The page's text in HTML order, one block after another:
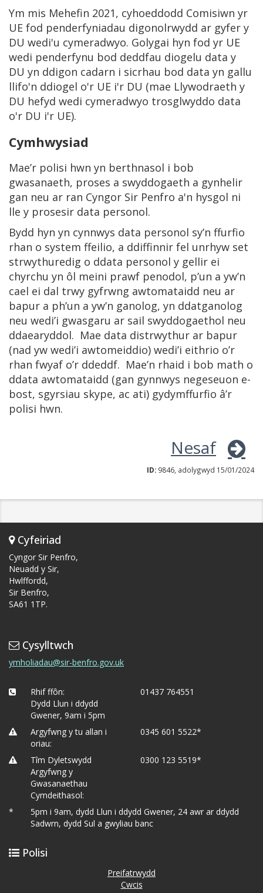
Ym mis Mehefin 2021, cyhoeddodd Comisiwn yr
UE fod penderfyniadau digonolrwydd ar gyfer y
DU wedi'u cymeradwyo. Golygai hyn fod yr UE
wedi penderfynu bod deddfau diogelu data y
DU yn ddigon cadarn i sicrhau bod data yn gallu
llifo'n ddiogel o'r UE i'r DU (mae Llywodraeth y
DU hefyd wedi cymeradwyo trosglwyddo data
o'r DU i'r UE).
Cymhwysiad
Mae’r polisi hwn yn berthnasol i bob
gwasanaeth, proses a swyddogaeth a gynhelir
gan neu ar ran Cyngor Sir Penfro a'n hysgol ni
lle y prosesir data personol.
Bydd hyn yn cynnwys data personol sy’n ffurfio
rhan o system ffeilio, a ddiffinnir fel unrhyw set
strwythuredig o ddata personol y gellir ei
chyrchu yn ôl meini prawf penodol, p’un a yw’n
cael ei dal trwy gyfrwng awtomataidd neu ar
bapur a ph’un a yw’n ganolog, yn ddatganolog
neu wedi’i gwasgaru ar sail swyddogaethol neu
ddaearyddol. Mae data distrwythur ar bapur
(nad yw wedi’i awtomeiddio) wedi’i eithrio o’r
rhan fwyaf o’r ddeddf. Mae’n rhaid i bob math o
ddata awtomataidd (gan gynnwys negeseuon e-
bost, sgyrsiau skype, ac ati) gydymffurfio â’r
polisi hwn.
Nesaf
ID: 9846, adolygwyd 15/01/2024
Cyfeiriad
Cyngor Sir Penfro,
Neuadd y Sir,
Hwlffordd,
Sir Benfro,
SA61 1TP.
Cysylltwch
ymholiadau@sir-benfro.gov.uk
Rhif ffôn:
Dydd Llun i ddydd
Gwener, 9am i 5pm
01437 764551
Argyfwng y tu allan i
oriau:
0345 601 5522*
Tîm Dyletswydd
Argyfwng y
Gwasanaethau
Cymdeithasol:
0300 123 5519*
*
5pm i 9am, dydd Llun i ddydd Gwener, 24 awr ar ddydd
Sadwrn, dydd Sul a gwyliau banc
Polisi
Preifatrwydd
Cwcis